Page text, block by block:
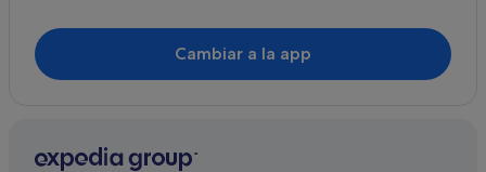
Nogueira de Ramuín hoteles
Hotusa hoteles en Santo Estevo de Ribas de Sil
Casas rurales en Nogueira de Ramuín
Cambiar a la app